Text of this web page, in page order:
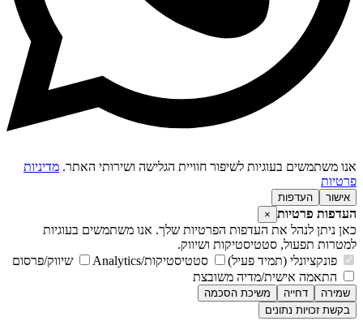
משתמשים בעוגיות לשיפור חוויית הגלישה ושירותי האתר.מדיניות
אישור העדפות
פרטיות ×
ניתן לנהל את העדפות הפרטיות שלך. אנו משתמשים בעוגיות
תפעול, סטטיסטיקות ושיווק.
פונקציונלי (תמיד פעיל)
סטטיסטיקות/Analytics
שיווק/פרסום
התאמה אישית/מדיה משובצת
שמירה דחייה
משיכת הסכמה
בקשת זכויות נתונים